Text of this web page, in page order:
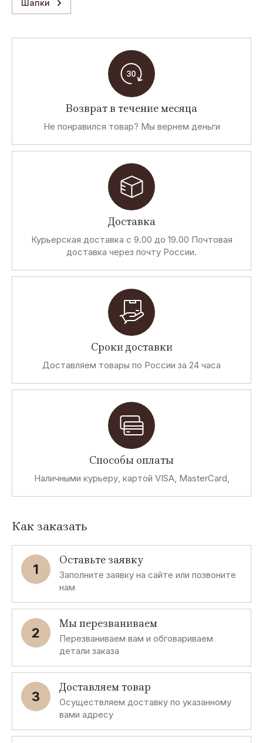
Шапки
Возврат в течение месяца
Не понравился товар? Мы вернем деньги
Доставка
Курьерская доставка с 9.00 до 19.00 Почтовая
доставка через почту России.
Сроки доставки
Доставляем товары по России за 24 часа
Способы оплаты
Наличными курьеру, картой VISA, MasterCard,
Как заказать
1
Оставьте заявку
Заполните заявку на сайте или позвоните
нам
2
Мы перезваниваем
Перезваниваем вам и обговариваем
детали заказа
3
Доставляем товар
Осуществляем доставку по указанному
вами адресу